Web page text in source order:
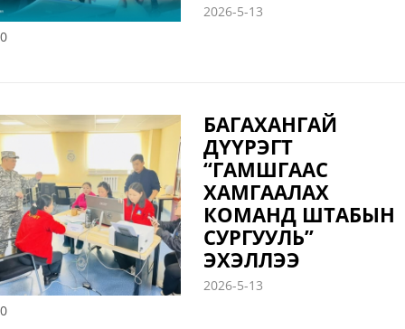
2026-5-13
0
БАГАХАНГАЙ
ДҮҮРЭГТ
“ГАМШГААС
ХАМГААЛАХ
КОМАНД ШТАБЫН
СУРГУУЛЬ”
ЭХЭЛЛЭЭ
2026-5-13
0